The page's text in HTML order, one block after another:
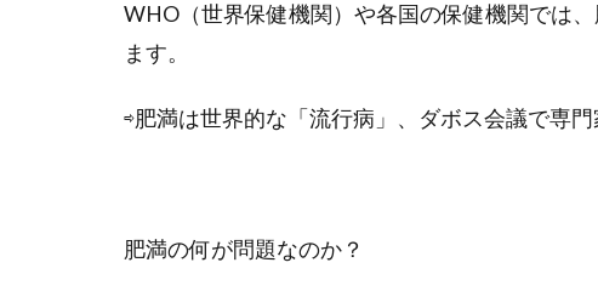
WHO（世界保健機関）や各国の保健機関では
ます。
⇨肥満は世界的な「流行病」、ダボス会議で専門
肥満の何が問題なのか？